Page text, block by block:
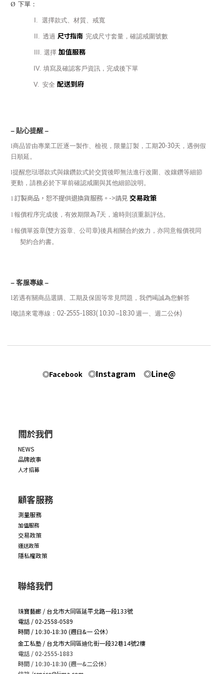
Ø 下單：
I. 選擇款式、材質、戒寬
II. 透過 尺寸指南 完成尺寸套量，確認戒圍號數
III. 選擇 加值服務
IV. 填寫及確認客戶資訊，完成後下單
V. 安全配送到府
– 貼心提醒–
l商品皆由專業工匠逐一製作、檢視，限量訂製，工期20-30天，遇例假
日順延。
l提醒您琺瑯款式與鑲鑽款式於交貨後即無法進行改圍、改鑲鑽等細節
更動，請務必於下單前確認戒圍與其他細節說明。
l 訂製商品，恕不提供退換貨服務。 ->請見 交易政策
l 報價程序完成後，有效期限為7天，逾時則須重新評估。
l 報價單簽章(雙方簽章、公司章)後具相關合約效力，亦同意報價視同
契約合約書。
–客服專線–
l若遇有關商品選購、工期及保固等常見問題，我們竭誠為您解答
l敬請來電專線： 02-2555-1883( 10:30 –18:30 週一、週二公休)
◎Facebook ◎Instagram ◎Line@
關於我們
NEWS
品牌故事
人才招募
顧客服務
測量服務
加值服務
交易政策
運送政策
隱私權政策
聯絡我們
珠寶藝廊 / 台北市大同區延平北路一段133號
電話 / 02-2558-0589
時間 / 10:30-18:30 (週日&一 公休）
金工私塾 / 台北市大同區迪化街一段32巷14號2樓
電話 / 02-2555-1883
時間 / 10:30-18:30 (週一&二公休）